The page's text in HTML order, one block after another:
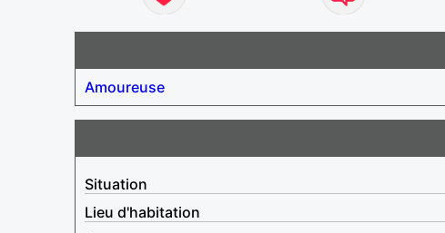
Amoureuse
Situation
Lieu d'habitation